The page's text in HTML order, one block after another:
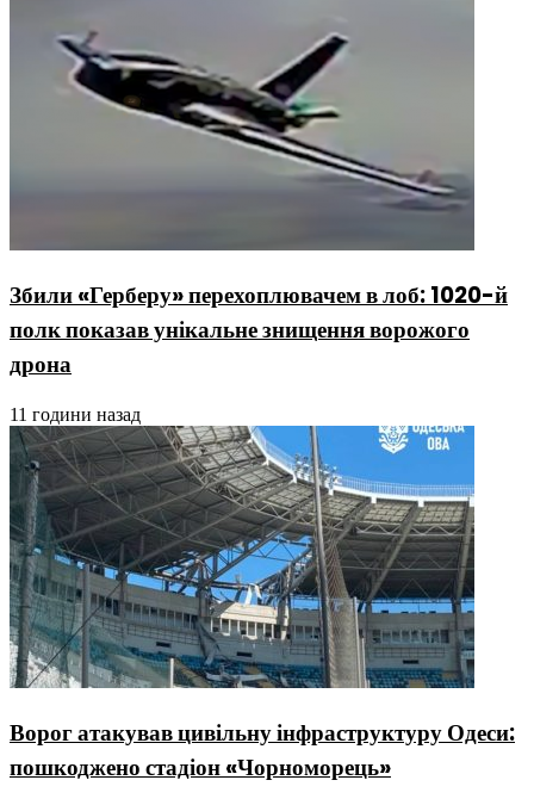
Збили «Герберу» перехоплювачем в лоб: 1020-й
полк показав унікальне знищення ворожого
дрона
11 години назад
Ворог атакував цивільну інфраструктуру Одеси:
пошкоджено стадіон «Чорноморець»